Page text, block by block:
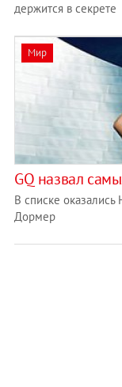
держится в секрете
Мир
GQ назвал
В списке
Дормер